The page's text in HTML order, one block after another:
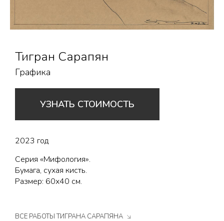
Тигран Сарапян
Графика
УЗНАТЬ СТОИМОСТЬ
2023 год
Серия «Мифология».
Бумага, сухая кисть.
Размер: 60х40 см.
ВСЕ РАБОТЫ ТИГРАНА САРАПЯНА